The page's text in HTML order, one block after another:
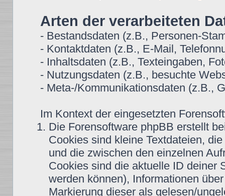
Arten der verarbeiteten
- Bestandsdaten (z.B., Personen-
- Kontaktdaten (z.B., E-Mail,
- Inhaltsdaten (z.B., Texteingaben,
- Nutzungsdaten (z.B., besuchte
- Meta-/Kommunikationsdaten (z.B.,
Im Kontext der eingesetzten
Die Forensoftware phpBB erstellt
Cookies sind kleine Textdateien,
und die zwischen den einzelnen
Cookies sind die aktuelle ID deiner
werden können), Informationen
Markierung dieser als gelesen/